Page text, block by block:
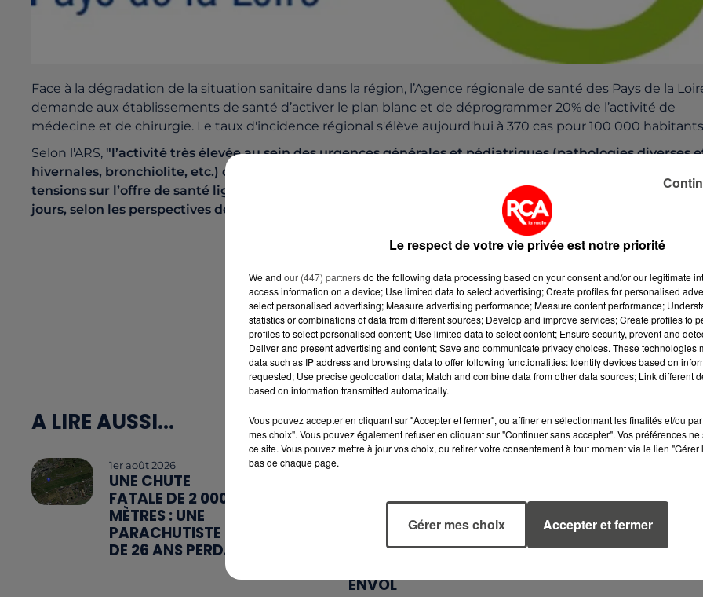
Face à la dégradation de la situation sanitaire dans la région, l’Agence régionale de santé des Pays de la
demande aux établissements de santé d’activer le plan blanc et de déprogrammer 20% de l’activité de
médecine et de chirurgie. Le taux d'incidence régional s'élève aujourd'hui à 370 cas pour 100 000
Selon l'ARS, "l’activité très élevée au sein des urgences générales et pédiatriques (pathologies diverses
hivernales, bronchiolite, etc.) comme en ville, et liée à l’épidémie de Covid, génère un très haut niveau
tensions sur l’offre de santé ligérienne
Cette situation pourrait encore s’amplifier dans les prochains
jours, selon les perspectives de l’Institut Pasteur"
A LIRE AUSSI...
1er août 2026
UNE CHUTE
FATALE DE 2 000
MÈTRES : UNE
PARACHUTISTE
DE 26 ANS PERD...
NANTES, LE
BOMBARDIER
D'EAU FRANÇAIS
ENVOL
MARÉES DE
SIFFLETS, CIRÉS
JAUNES ET
BALISES,...
Le respect de votre vie privée est notre priorité
We and our (447) partnersdo the following data processing based on your consent and/or our legitimate
access information on a device; Use limited data to select advertising; Create profiles for personalised
select personalised advertising; Measure advertising performance; Measure content performance;
statistics or combinations of data from different sources; Develop and improve services; Create profiles to
profiles to select personalised content; Use limited data to select content; Ensure security, prevent and
Deliver and present advertising and content; Save and communicate privacy choices. These technologies
data such as IP address and browsing data to offer following functionalities: Identify devices based on
requested; Use precise geolocation data; Match and combine data from other data sources; Link different
based on information transmitted automatically.
Vous pouvez accepter en cliquant sur "Accepter et fermer", ou affiner en sélectionnant les finalités et/ou
mes choix". Vous pouvez également refuser en cliquant sur "Continuer sans accepter". Vos préférences
ce site. Vous pouvez mettre à jour vos choix, ou retirer votre consentement à tout moment via le lien
bas de chaque page.
Gérer mes choix Accepter et fermer